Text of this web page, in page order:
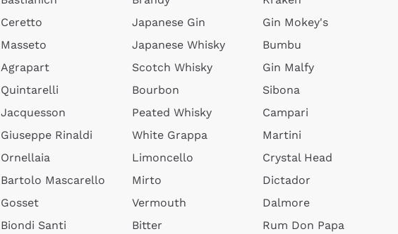
Ceretto
Masseto
Agrapart
Quintarelli
Jacquesson
Giuseppe Rinaldi
Ornellaia
Bartolo Mascarello
Gosset
Biondi Santi
Japanese Gin
Japanese Whisky
Scotch Whisky
Bourbon
Peated Whisky
White Grappa
Limoncello
Mirto
Vermouth
Bitter
Gin Mokey's
Bumbu
Gin Malfy
Sibona
Campari
Martini
Crystal Head
Dictador
Dalmore
Rum Don Papa